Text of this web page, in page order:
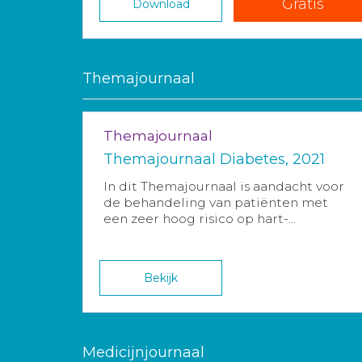
Download Gratis
Themajournaal
Themajournaal
Themajournaal Diabetes, 2021
In dit Themajournaal is aandacht voor
de behandeling van patiënten met
een zeer hoog risico op hart-...
Bekijk
Medicijnjournaal